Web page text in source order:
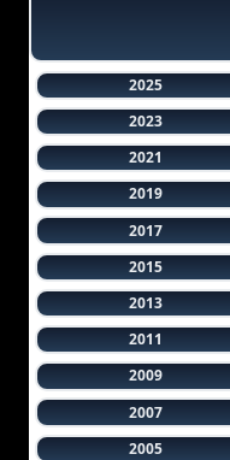
2025
2023
2021
2019
2017
2015
2013
2011
2009
2007
2005